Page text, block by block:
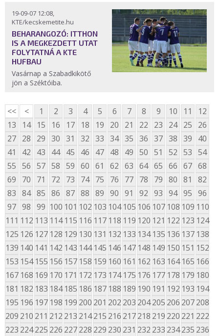
19-09-07 12:08,
KTE/kecskemetite.hu
BEHARANGOZÓ: ITTHON
IS A MEGKEZDETT UTAT
FOLYTATNÁ A KTE
HUFBAU
Vasárnap a Szabadkikötő
jön a Széktóiba.
<< < 1 2 3 4 5 6 7 8 9 10 11
12
13
14 15 16 17 18 19 20 21 22 23 24 25
26
27 28 29 30 31 32 33 34 35 36 37 38 39
40
41
42 43 44 45 46 47 48 49 50 51 52 53 54
55 56 57 58 59 60 61 62 63 64 65 66 67 68
69
70 71 72 73 74 75 76 77 78 79 80 81
82
83 84 85 86 87 88 89 90 91 92 93 94 95 96
97 98 99 100 101 102 103 104 105 106 107 108 109 110
111 112 113 114 115 116 117 118 119 120 121 122 123 124
125 126 127 128 129 130 131 132 133 134 135 136 137 138
139 140 141 142 143 144 145 146 147 148 149 150 151 152
153 154 155 156 157 158 159 160 161 162 163 164 165 166
167 168 169 170 171 172 173 174 175 176 177 178 179 180
181 182 183 184 185 186 187 188 189 190 191 192 193 194
195 196 197 198 199 200 201 202 203 204205 206 207208
209 210 211 212 213 214215 216 217218 219 220 221 222
223 224225 226 227228 229 230 231 232 233 234235 236